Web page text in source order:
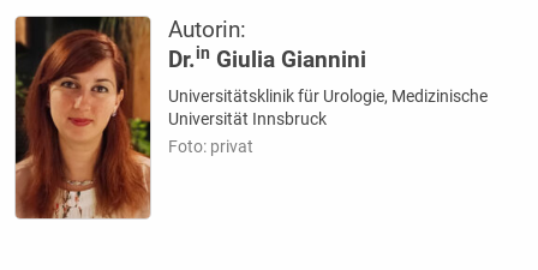
Autorin:
Dr.in Giulia Giannini
Universitätsklinik für Urologie, Medizinische
Universität Innsbruck
Foto: privat